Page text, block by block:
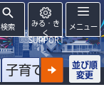
検索
みる・き
く
SUPPORT
メニュー
子育て 高齢者
並び順
変更